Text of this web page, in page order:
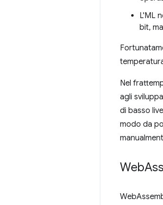
L'ML
bit,
Nel
agli
di basso
modo da
Web